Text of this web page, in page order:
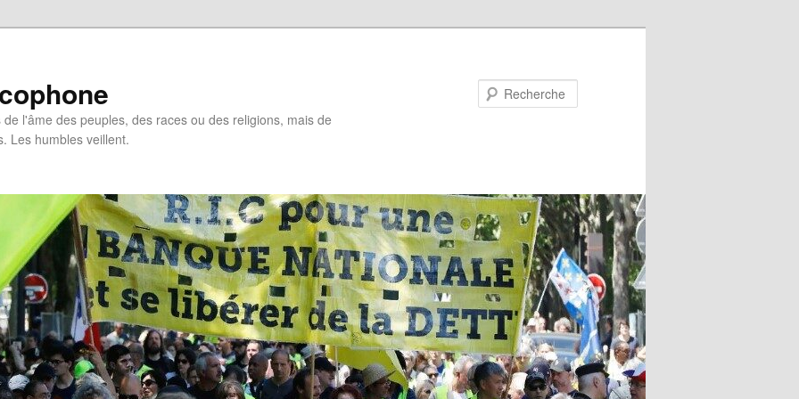
l'âme des peuples, des races ou des religions, mais de
Les humbles veillent.